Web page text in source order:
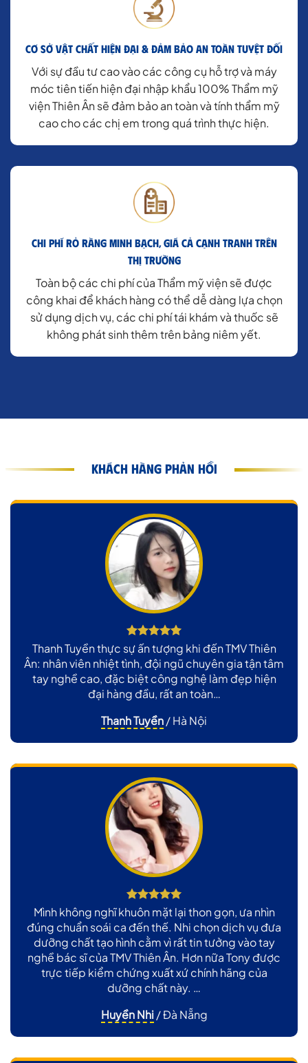
Cơ sở vật chất hiện đại & Đảm bảo an toàn tuyệt đối
Với sự đầu tư cao vào các công cụ hỗ trợ và máy
móc tiên tiến hiện đại nhập khẩu 100% Thẩm mỹ
viện Thiên Ân sẽ đảm bảo an toàn và tính thẩm mỹ
cao cho các chị em trong quá trình thực hiện.
Chi phí rỏ ràng minh bạch, giá cả cạnh tranh trên
thị trường
Toàn bộ các chi phí của Thẩm mỹ viện sẽ được
công khai để khách hàng có thể dễ dàng lựa chọn
sử dụng dịch vụ, các chi phí tái khám và thuốc sẽ
không phát sinh thêm trên bảng niêm yết.
KHÁCH HÀNG PHẢN HỒI
Thanh Tuyền thực sự ấn tượng khi đến TMV Thiên
Ân: nhân viên nhiệt tình, đội ngũ chuyên gia tận tâm
tay nghề cao, đặc biệt công nghệ làm đẹp hiện
đại hàng đầu, rất an toàn…
Thanh Tuyền/Hà Nội
Mình không nghĩ khuôn mặt lại thon gọn, ưa nhìn
đúng chuẩn soái ca đến thế. Nhi chọn dịch vụ đưa
dưỡng chất tạo hình cằm vì rất tin tưởng vào tay
nghề bác sĩ của TMV Thiên Ân. Hơn nữa Tony được
trực tiếp kiểm chứng xuất xứ chính hãng của
dưỡng chất này. …
Huyền Nhi /Đà Nẵng